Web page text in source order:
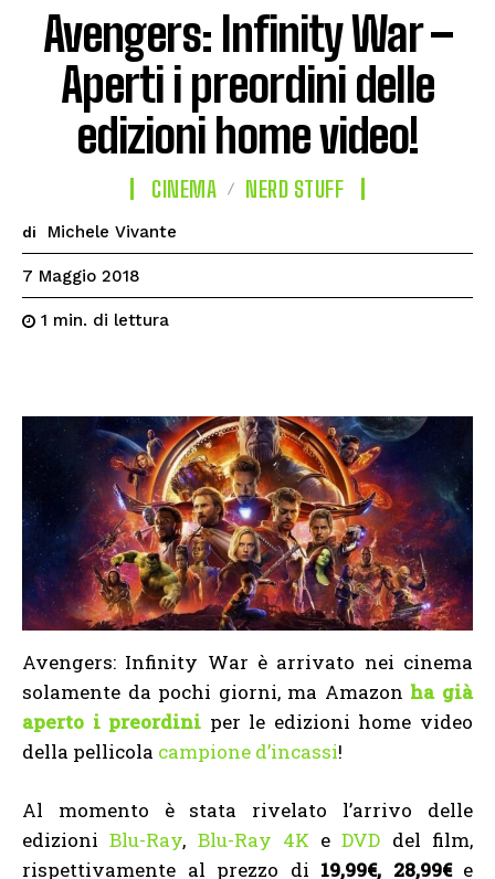
Avengers: Infinity War –
Aperti i preordini delle
edizioni home video!
CINEMA NERD STUFF
di Michele Vivante
7 Maggio 2018
1 min. di lettura
Avengers: Infinity War è arrivato nei cinema
solamente da pochi giorni, ma Amazon ha già
aperto i preordini per le edizioni home video
della pellicola campione d’incassi!
Al momento è stata rivelato l’arrivo delle
edizioniBlu-Ray, Blu-Ray 4K eDVD del film,
rispettivamente al prezzo di 19,99€, 28,99€e